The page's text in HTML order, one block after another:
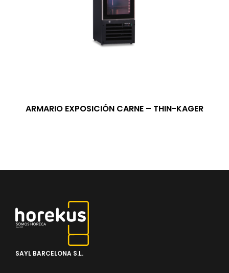
ARMARIO EXPOSICIÓN CARNE – THIN-KAGER
SAYL BARCELONA S.L.